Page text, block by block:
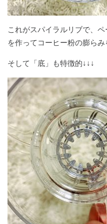
これがスパイラルリブで、
を作ってコーヒー粉の膨らみ
そして「底」も特徴的↓↓↓